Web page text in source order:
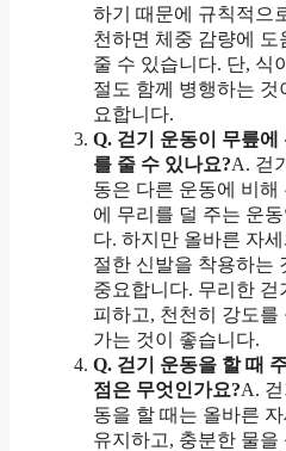
하기 때문에 규칙적으
천하면 체중 감량에 도
줄 수 있습니다. 단, 식
절도 함께 병행하는 것
요합니다.
Q. 걷기 운동이 무릎에
를 줄 수 있나요?A. 걷
동은 다른 운동에 비해
에 무리를 덜 주는 운동
다. 하지만 올바른 자세
절한 신발을 착용하는
중요합니다. 무리한 걷
피하고, 천천히 강도를
가는 것이 좋습니다.
Q. 걷기 운동을 할 때
점은 무엇인가요?A.
동을 할 때는 올바른
유지하고, 충분한 물을